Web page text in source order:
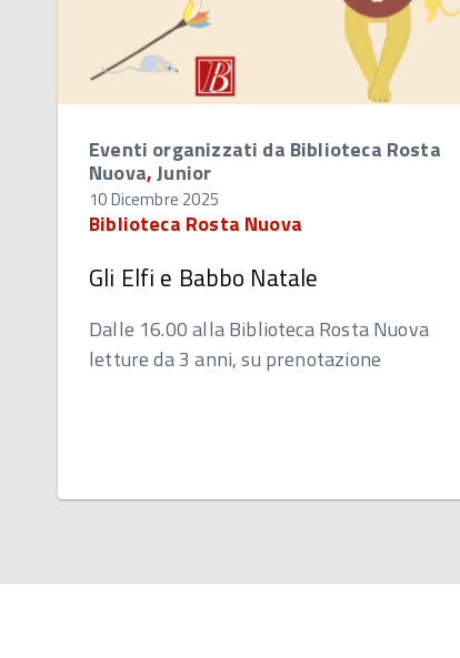
Eventi organizzati da Biblioteca Rosta
Nuova,Junior
10 Dicembre 2025
Biblioteca Rosta Nuova
Gli Elfi e Babbo Natale
Dalle 16.00 alla Biblioteca Rosta Nuova
letture da 3 anni, su prenotazione